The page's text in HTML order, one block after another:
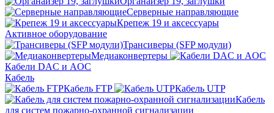
Серверные направляющие
Крепеж 19 и аксессуары
Активное оборудование
Трансиверы (SFP модули)
Медиаконвертеры
Кабели DAC и AOC
Кабель
Кабель FTP
Кабель UTP
Кабель
для систем пожарно-охранной сигнализации